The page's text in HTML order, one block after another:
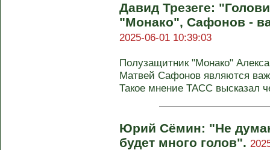
Давид Трезеге:
"Монако", Сафонов -
2025-06-01 10:39:03
Полузащитник "Монако"
Матвей Сафонов являются
Такое мнение ТАСС высказал
Юрий Сёмин: "Не
будет много голов".